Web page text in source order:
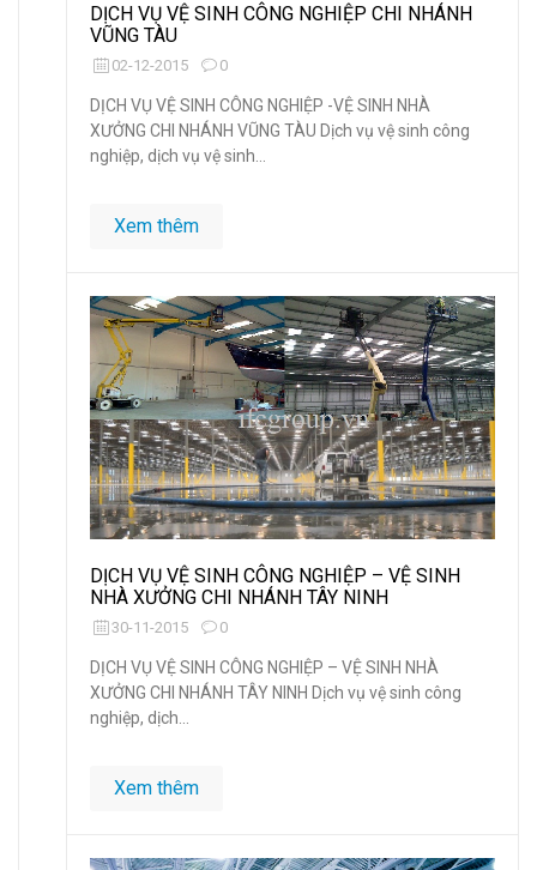
DỊCH VỤ VỆ SINH CÔNG NGHIỆP CHI NHÁNH
VŨNG TÀU
02-12-2015 0
DỊCH VỤ VỆ SINH CÔNG NGHIỆP -VỆ SINH NHÀ
XƯỞNG CHI NHÁNH VŨNG TÀU Dịch vụ vệ sinh công
nghiệp, dịch vụ vệ sinh...
Xem thêm
DỊCH VỤ VỆ SINH CÔNG NGHIỆP – VỆ SINH
NHÀ XƯỞNG CHI NHÁNH TÂY NINH
30-11-2015 0
DỊCH VỤ VỆ SINH CÔNG NGHIỆP – VỆ SINH NHÀ
XƯỞNG CHI NHÁNH TÂY NINH Dịch vụ vệ sinh công
nghiệp, dịch...
Xem thêm